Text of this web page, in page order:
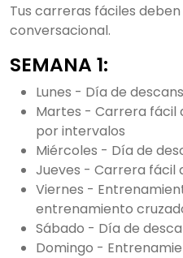
Tus carreras fáciles
conversacional.
SEMANA 1:
Lunes - Día de
Martes - Carrera fácil
por intervalos
Miércoles - Día de
Jueves - Carrera fácil
Viernes -
entrenamiento
Sábado - Día de
Domingo -